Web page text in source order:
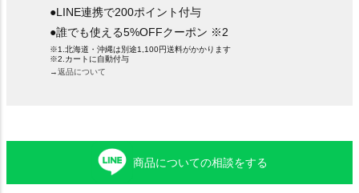
●LINE連携で200ポイント付与
●誰でも使える5%OFFクーポン ※2
※1.北海道・沖縄は別途1,100円送料がかかります
※2.カートに自動付与
→返品について
商品についての相談をする